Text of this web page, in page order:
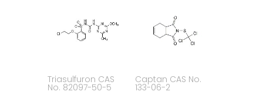
Triasulfuron CAS
No. 82097-50-5
Captan CAS No.
133-06-2